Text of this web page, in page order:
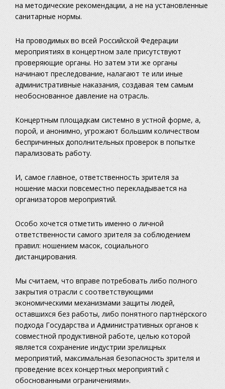
на методические рекомендации, а не на установленные
санитарные нормы.
На проводимых во всей Российской Федерации
мероприятиях в концертном зале присутствуют
проверяющие органы. Но затем эти же органы
начинают преследование, налагают те или иные
административные наказания, создавая тем самым
необоснованное давление на отрасль.
Концертным площадкам системно в устной форме, а,
порой, и анонимно, угрожают большим количеством
беспричинных дополнительных проверок в попытке
парализовать работу.
И, самое главное, ответственность зрителя за
ношение маски повсеместно перекладывается на
организаторов мероприятий.
Особо хочется отметить именно о личной
ответственности самого зрителя за соблюдением
правил: ношением масок, социального
дистанцирования.
Мы считаем, что вправе потребовать либо полного
закрытия отрасли с соответствующими
экономическими механизмами защиты людей,
оставшихся без работы, либо понятного партнёрского
подхода Государства и Административных органов к
совместной продуктивной работе, целью которой
является сохранение индустрии зрелищных
мероприятий, максимальная безопасность зрителя и
проведение всех концертных мероприятий с
обоснованными ограничениями».